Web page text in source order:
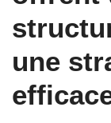
une